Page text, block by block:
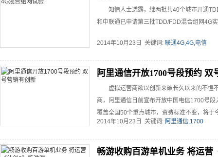
知情人士透露，继两批共40个城市开通
和中联通已申请第三批TDD/FDD混合组网4G
2014年10月23日 关键词: 联通4G,4G,电信
阿里通信开放1700号段预约 双
虚拟运营商欲以创新来破长久以来的不愠
商，阿里通信日前宣布开放中国电信1700号
覆盖全国50个重点城市，资费标准不变，将于
2014年10月23日 关键词: 阿里通信,1700
畅游收购百游单机业务 将运营